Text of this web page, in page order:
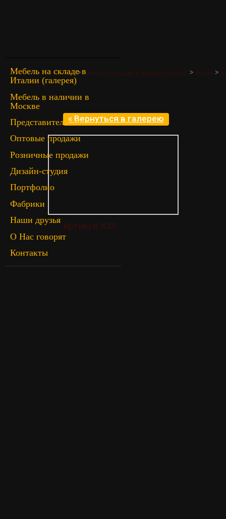
Мебель на складе в
Италии (галерея)
Мебель в наличии в
Москве
Представительство
Оптовые продажи
Розничные продажи
Дизайн-студия
Портфолио
Фабрики
Наши друзья
О Нас говорят
Контакты
Главная>Мебель на складе в Италии (Галерея) > Кухни >
« Вернуться в галерею
Артикул: K35